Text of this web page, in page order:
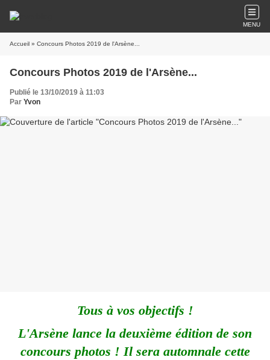
MENU
Accueil » Concours Photos 2019 de l'Arsène...
Concours Photos 2019 de l'Arsène...
Publié le 13/10/2019 à 11:03
Par Yvon
Tous à vos objectifs !
L'Arsène lance la deuxième édition de son
concours photos ! Il sera automnale cette